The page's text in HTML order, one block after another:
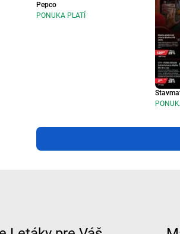
Pepco
PONUKA PLATÍ